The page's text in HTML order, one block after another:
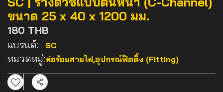
ขนาด 25 x 40 x 1200 มม.
180 THB
แบรนด์: SC
หมวดหมู่:ท่อร้อยสายไฟ,อุปกรณ์ฟิตติ้ง (Fitting)
แชร์